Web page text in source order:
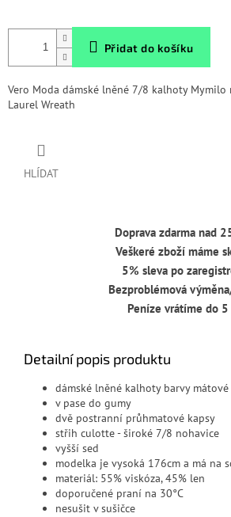
Přidat do košíku
Vero Moda dámské lněné 7/8 kalhoty
Laurel Wreath
HLÍDAT
Doprava zdarma nad
Veškeré zboží máme
5% sleva po
Bezproblémová
Peníze vrátíme do
Detailní popis produktu
dámské lněné kalhoty barvy mátové
v pase do gumy
dvě postranní průhmatové kapsy
střih culotte - široké 7/8 nohavice
vyšší sed
modelka je vysoká 176cm a má na
materiál: 55% viskóza, 45% len
doporučené praní na 30°C
nesušit v